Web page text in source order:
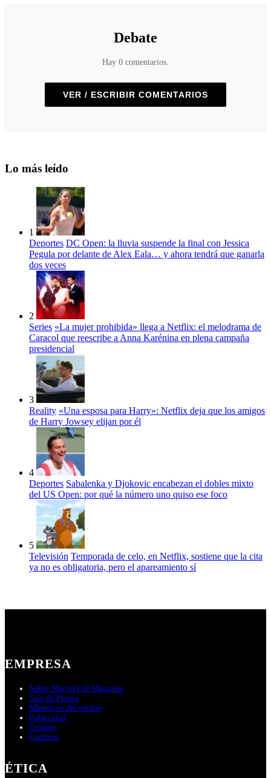
Debate
Hay 0 comentarios.
VER / ESCRIBIR COMENTARIOS
Lo más leído
1
Deportes DC Open: la lluvia suspende la final con Jessica
Pegula por delante de Alex Eala… y ahora tendrá que ganarla
dos veces
2
Series «La mujer prohibida» llega a Netflix: el melodrama de
Caracol que reescribe a Anna Karénina en plena campaña
presidencial
3
Reality «Una esposa para Harry»: Netflix deja que los amigos
de Harry Jowsey elijan por él
4
Deportes Sabalenka y Djokovic encabezan el dobles mixto
del US Open: por qué la número uno quiso ese foco
5
Televisión Temporada de celo, en Netflix, sostiene que la cita
ya no es obligatoria, pero el apareamiento sí
EMPRESA
Sobre Martin Cid Magazine
Sala de Prensa
Miembros del equipo
Publicidad
Empleo
Contacto
ÉTICA